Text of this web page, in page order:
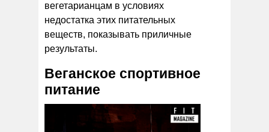
вегетарианцам в условиях
недостатка этих питательных
веществ, показывать приличные
результаты.
Веганское спортивное
питание